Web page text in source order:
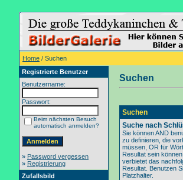
Home / Suchen
Registrierte Benutzer
Benutzername:
Passwort:
Beim nächsten Besuch
automatisch anmelden?
» Password vergessen
» Registrierung
Zufallsbild
Suchen
Suchen
Suche nach
Sie können AND
zu definieren, die
müssen, OR für
Resultat sein
verbietet das
Resultat. Benutzen
Platzhalter.